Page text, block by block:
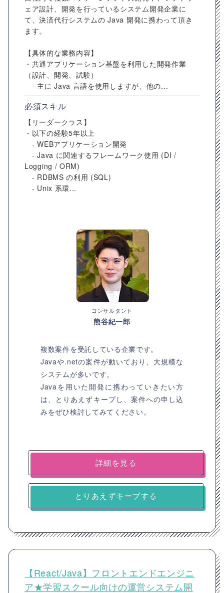
ェア設計、開発を行っているシステム開発企業に
て、決済代行システムの Java 開発に携わって頂き
ます。
【具体的な業務内容】
・共通アプリケーション基盤を利用した開発作業
（設計、開発、試験）
- 主に Java 言語を使用しますが、他の...
必須スキル
【リーダークラス】
・以下の経験5年以上
- WEBアプリケーション開発
- Java に関連するフレームワーク使用 (DI /
Logging / ORM)
- RDBMS の利用 (SQL)
- Unix 系環...
コンサルタント
熊谷紀一郎
複数案件を受託している企業です。
Javaや.netの案件が動いており、大規模な
システムが多いです。
Javaを用いた開発に携わっていきたい方
は、とりあえずキープし、案件への申し込
みをぜひ検討してみてください。
詳細を見る
とりあえずキープする
【React/Java】フロントエンドエンジニ
ア★学習スクール向けの運営システム開